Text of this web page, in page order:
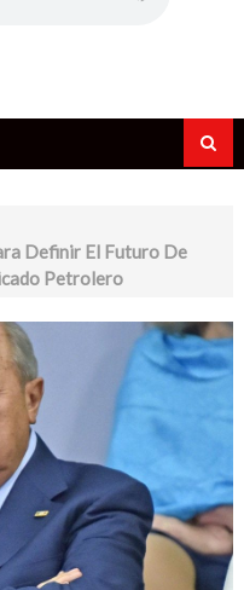
Definir El Futuro De
Petrolero